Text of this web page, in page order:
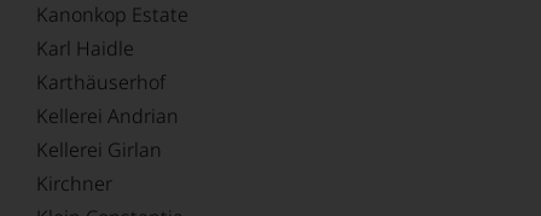
Kanonkop Estate
Karl Haidle
Karthäuserhof
Kellerei Andrian
Kellerei Girlan
Kirchner